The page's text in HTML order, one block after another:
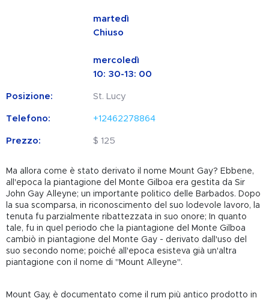
martedì
Chiuso
mercoledì
10: 30-13: 00
Posizione: St. Lucy
Telefono: +12462278864
Prezzo: $ 125
Ma allora come è stato derivato il nome Mount Gay? Ebbene,
all'epoca la piantagione del Monte Gilboa era gestita da Sir
John Gay Alleyne; un importante politico delle Barbados. Dopo
la sua scomparsa, in riconoscimento del suo lodevole lavoro, la
tenuta fu parzialmente ribattezzata in suo onore; In quanto
tale, fu in quel periodo che la piantagione del Monte Gilboa
cambiò in piantagione del Monte Gay - derivato dall'uso del
suo secondo nome; poiché all'epoca esisteva già un'altra
piantagione con il nome di "Mount Alleyne".
Mount Gay, è documentato come il rum più antico prodotto in